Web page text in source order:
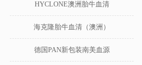
HYCLONE澳洲胎牛血清
海克隆胎牛血清（澳洲）
德国PAN新包装南美血源